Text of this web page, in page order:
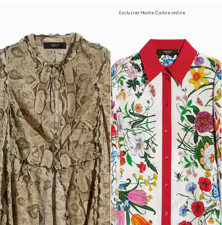
Esclusiva Monte Carlo e online